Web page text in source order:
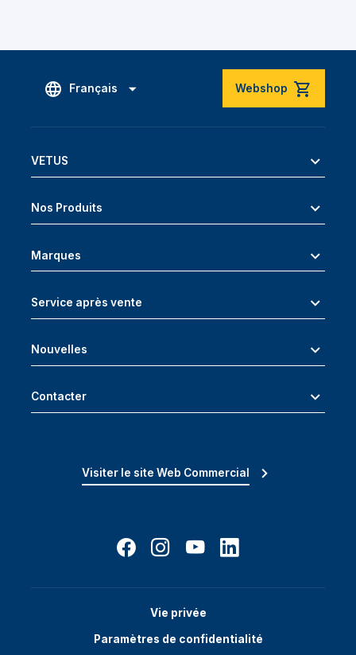
Français Webshop
VETUS
Nos Produits
Marques
Service après vente
Nouvelles
Contacter
Visiter le site Web Commercial
Vie privée
Paramètres de confidentialité